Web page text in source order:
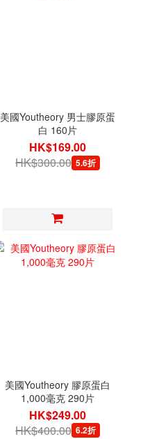
美國Youtheory 男士膠原蛋
白 160片
HK$169.00
HK$300.00 5.6折
美國Youtheory 膠原蛋白
1,000毫克 290片
HK$249.00
HK$400.00 6.2折